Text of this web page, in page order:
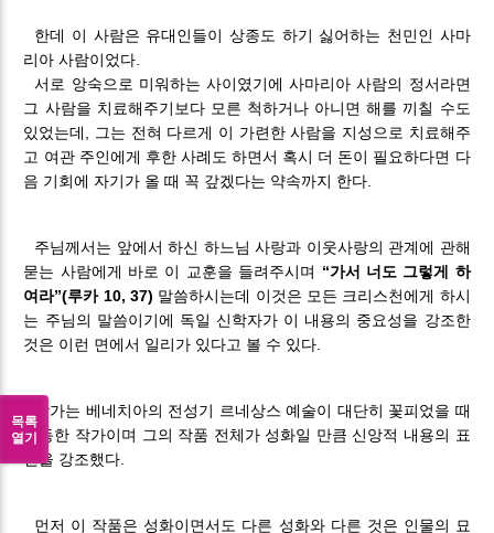
한데 이 사람은 유대인들이 상종도 하기 싫어하는 천민인 사마
리아 사람이었다.
서로 앙숙으로 미워하는 사이였기에 사마리아 사람의 정서라면
그 사람을 치료해주기보다 모른 척하거나 아니면 해를 끼칠 수도
있었는데, 그는 전혀 다르게 이 가련한 사람을 지성으로 치료해주
고 여관 주인에게 후한 사례도 하면서 혹시 더 돈이 필요하다면 다
음 기회에 자기가 올 때 꼭 갚겠다는 약속까지 한다.
주님께서는 앞에서 하신 하느님 사랑과 이웃사랑의 관계에 관해
묻는 사람에게 바로 이 교훈을 들려주시며 “가서 너도 그렇게 하
여라”(루카 10, 37) 말씀하시는데 이것은 모든 크리스천에게 하시
는 주님의 말씀이기에 독일 신학자가 이 내용의 중요성을 강조한
것은 이런 면에서 일리가 있다고 볼 수 있다.
작가는 베네치아의 전성기 르네상스 예술이 대단히 꽃피었을 때
활동한 작가이며 그의 작품 전체가 성화일 만큼 신앙적 내용의 표
현을 강조했다.
먼저 이 작품은 성화이면서도 다른 성화와 다른 것은 인물의 묘
목록
열기